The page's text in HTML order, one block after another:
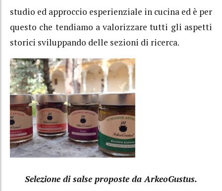
studio ed approccio esperienziale in cucina ed è per
questo che tendiamo a valorizzare tutti gli aspetti
storici sviluppando delle sezioni di ricerca.
Selezione di salse proposte da ArkeoGustus.